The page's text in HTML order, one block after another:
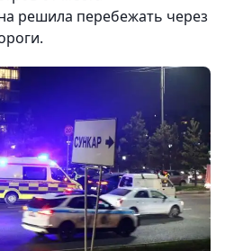
решила перебежать через